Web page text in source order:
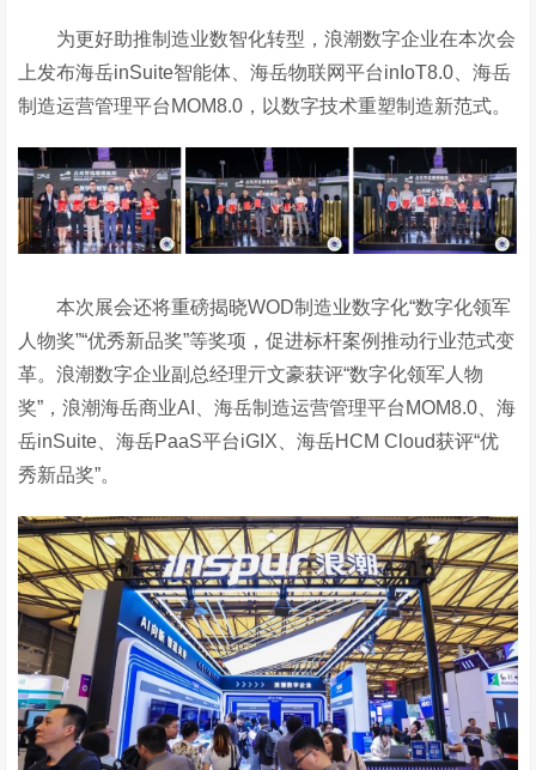
为更好助推制造业数智化转型，浪潮数字企业在本次会
上发布海岳inSuite智能体、海岳物联网平台inIoT8.0、海岳
制造运营管理平台MOM8.0，以数字技术重塑制造新范式。
本次展会还将重磅揭晓WOD制造业数字化“数字化领军
人物奖”“优秀新品奖”等奖项，促进标杆案例推动行业范式变
革。浪潮数字企业副总经理亓文豪获评“数字化领军人物
奖”，浪潮海岳商业AI、海岳制造运营管理平台MOM8.0、海
岳inSuite、海岳PaaS平台iGIX、海岳HCM Cloud获评“优
秀新品奖”。